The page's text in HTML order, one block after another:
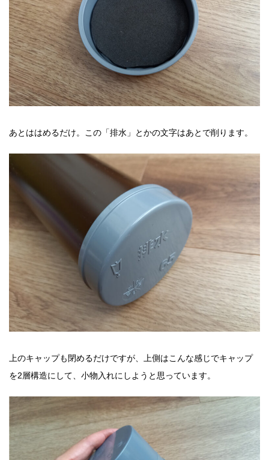
あとははめるだけ。この「排水」とかの文字はあとで削ります。
上のキャップも閉めるだけですが、上側はこんな感じでキャップ
を2層構造にして、小物入れにしようと思っています。